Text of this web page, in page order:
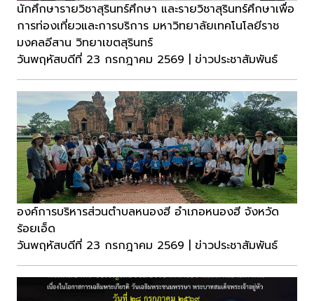
นักศึกษารายวิชาสุรินทร์ศึกษา และรายวิชาสุรินทร์ศึกษาเพื่อ
การท่องเที่ยวและการบริการ มหาวิทยาลัยเทคโนโลยีราช
มงคลอีสาน วิทยาเขตสุรินทร์
วันพฤหัสบดีที่ 23 กรกฎาคม 2569 | ข่าวประชาสัมพันธ์
องค์การบริหารส่วนตำบลหนองฮี อำเภอหนองฮี จังหวัด
ร้อยเอ็ด
วันพฤหัสบดีที่ 23 กรกฎาคม 2569 | ข่าวประชาสัมพันธ์